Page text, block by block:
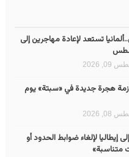
تستعد لإعادة مهاجرين إلى
2026
هجرة جديدة في «سبتة» يوم
2026
إيطاليا لإلغاء ضوابط الحدود أو
متناسبة»